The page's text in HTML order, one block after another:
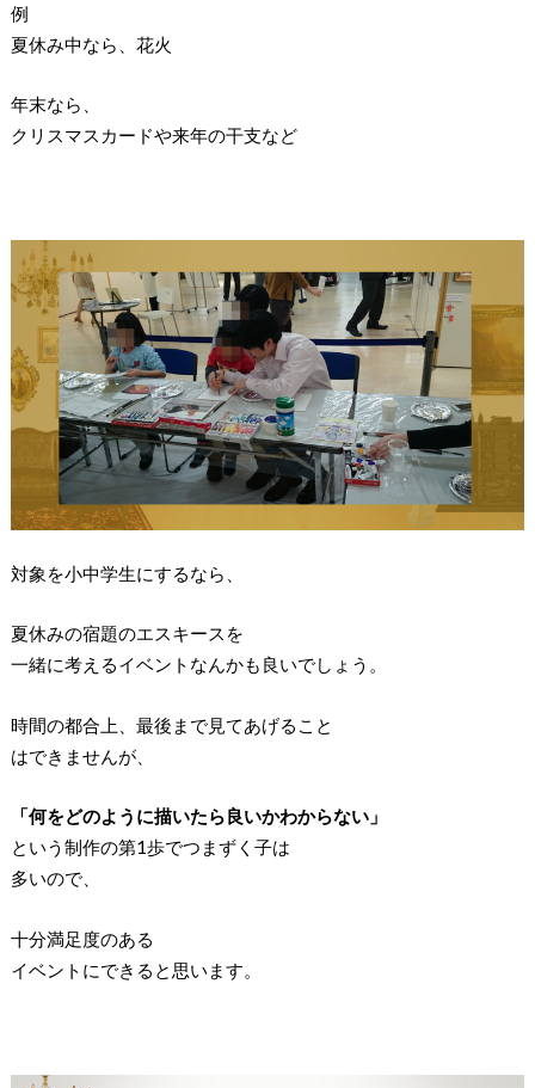
例
夏休み中なら、花火
年末なら、
クリスマスカードや来年の干支など
対象を小中学生にするなら、
夏休みの宿題のエスキースを
一緒に考えるイベントなんかも良いでしょう。
時間の都合上、最後まで見てあげること
はできませんが、
「何をどのように描いたら良いかわからない」
という制作の第1歩でつまずく子は
多いので、
十分満足度のある
イベントにできると思います。